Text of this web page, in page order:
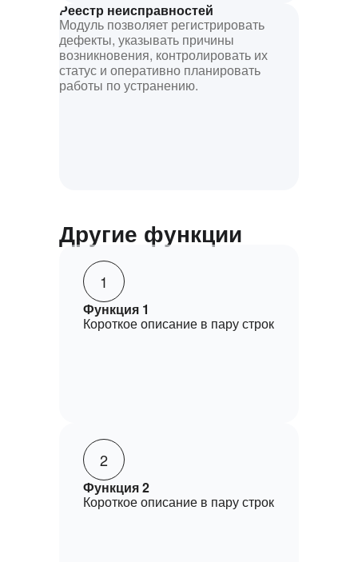
Реестр неисправностей
Модуль позволяет регистрировать
дефекты, указывать причины
возникновения, контролировать их
статус и оперативно планировать
работы по устранению.
Другие функции
1
Функция 1
Короткое описание в пару строк
2
Функция 2
Короткое описание в пару строк